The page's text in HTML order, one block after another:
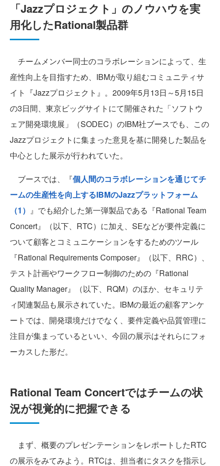
「Jazzプロジェクト」のノウハウを実
用化したRational製品群
チームメンバー同士のコラボレーションによって、生
産性向上を目指すため、IBMが取り組むコミュニティサ
イト『Jazzプロジェクト』。2009年5月13日～5月15日
の3日間、東京ビッグサイトにて開催された「ソフトウ
ェア開発環境展」（SODEC）のIBM社ブースでも、この
Jazzプロジェクトに集まった意見を基に開発した製品を
中心とした展示が行われていた。
ブースでは、『個人間のコラボレーションを通じてチ
ームの生産性を向上するIBMのJazzプラットフォーム
（1） 』でも紹介した第一弾製品である『Rational Team
Concert』（以下、RTC）に加え、SEなどが要件定義に
ついて顧客とコミュニケーションをするためのツール
『Rational Requirements Composer』（以下、RRC）、
テスト計画やワークフロー制御のための『Rational
Quality Manager』（以下、RQM）のほか、セキュリテ
ィ関連製品も展示されていた。IBMの最近の顧客アンケ
ートでは、開発環境だけでなく、要件定義や品質管理に
注目が集まっているといい、今回の展示はそれらにフォ
ーカスした形だ。
Rational Team Concertではチームの状
況が視覚的に把握できる
まず、概要のプレゼンテーションをレポートしたRTC
の展示をみてみよう。RTCは、担当者にタスクを指示し